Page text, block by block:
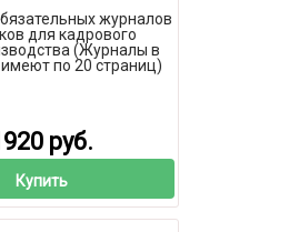
журналов
для кадрового
(Журналы в
по 20 страниц)
руб.
Купить